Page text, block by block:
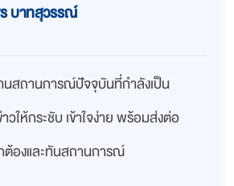
บาทสุวรรณ์
นสถานการณ์ปัจจุบันที่กำลังเป็น
วให้กระชับ เข้าใจง่าย พร้อมส่งต่อ
องและทันสถานการณ์